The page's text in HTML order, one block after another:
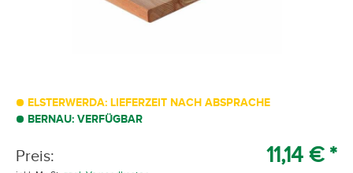
ELSTERWERDA: LIEFERZEIT NACH ABSPRACHE
BERNAU: VERFÜGBAR
Preis: 11,14 € *